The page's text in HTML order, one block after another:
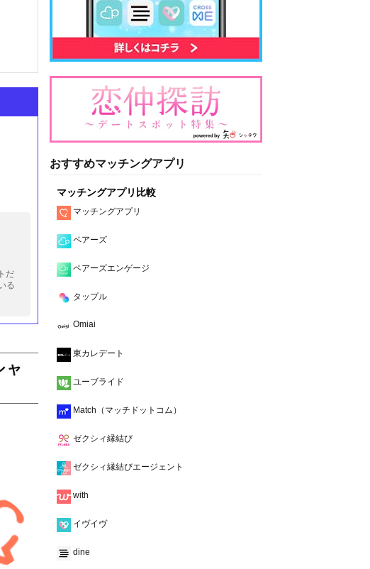
だ
る
ャ
おすすめマッチングアプリ
マッチングアプリ比較
マッチングアプリ
ペアーズ
ペアーズエンゲージ
タップル
Omiai
東カレデート
ユーブライド
Match（マッチドットコム）
ゼクシィ縁結び
ゼクシィ縁結びエージェント
with
イヴイヴ
dine